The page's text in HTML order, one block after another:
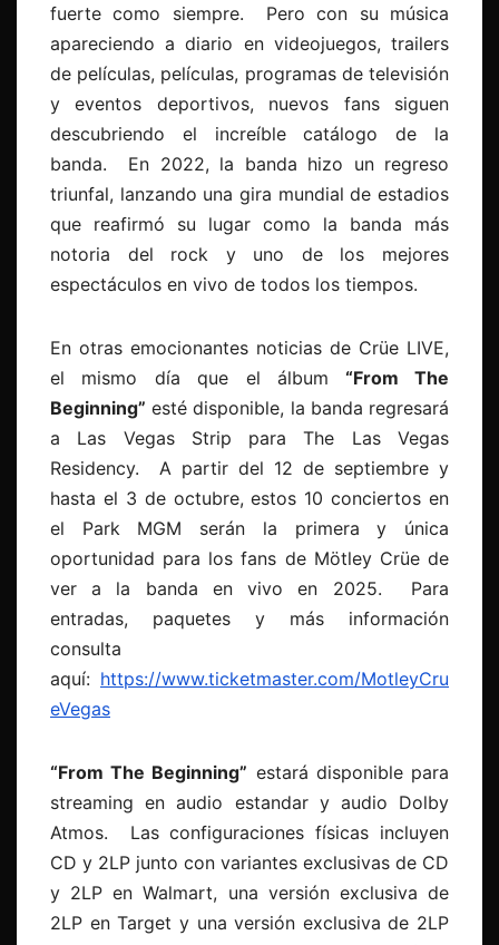
fuerte como siempre. Pero con su música
apareciendo a diario en videojuegos, trailers
de películas, películas, programas de televisión
y eventos deportivos, nuevos fans siguen
descubriendo el increíble catálogo de la
banda. En 2022, la banda hizo un regreso
triunfal, lanzando una gira mundial de estadios
que reafirmó su lugar como la banda más
notoria del rock y uno de los mejores
espectáculos en vivo de todos los tiempos.
En otras emocionantes noticias de Crüe LIVE,
el mismo día que el álbum “From The
Beginning” esté disponible, la banda regresará
a Las Vegas Strip para The Las Vegas
Residency. A partir del 12 de septiembre y
hasta el 3 de octubre, estos 10 conciertos en
el Park MGM serán la primera y única
oportunidad para los fans de Mötley Crüe de
ver a la banda en vivo en 2025. Para
entradas, paquetes y más información
consulta
aquí: https://www.ticketmaster.com/MotleyCru
eVegas
“From The Beginning” estará disponible para
streaming en audio estandar y audio Dolby
Atmos. Las configuraciones físicas incluyen
CD y 2LP junto con variantes exclusivas de CD
y 2LP en Walmart, una versión exclusiva de
2LP en Target y una versión exclusiva de 2LP